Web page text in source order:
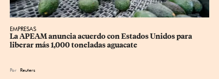
EMPRESAS
La APEAM anuncia acuerdo con Estados Unidos para
liberar más 1,000 toneladas aguacate
Por Reuters